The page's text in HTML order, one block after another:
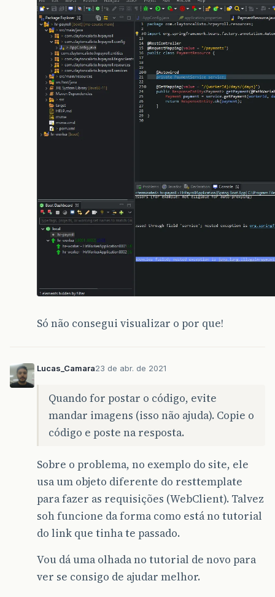
Só não consegui visualizar o por que!
Lucas_Camara23 de abr. de 2021
Quando for postar o código, evite
mandar imagens (isso não ajuda). Copie o
código e poste na resposta.
Sobre o problema, no exemplo do site, ele
usa um objeto diferente do resttemplate
para fazer as requisições (WebClient). Talvez
soh funcione da forma como está no tutorial
do link que tinha te passado.
Vou dá uma olhada no tutorial de novo para
ver se consigo de ajudar melhor.